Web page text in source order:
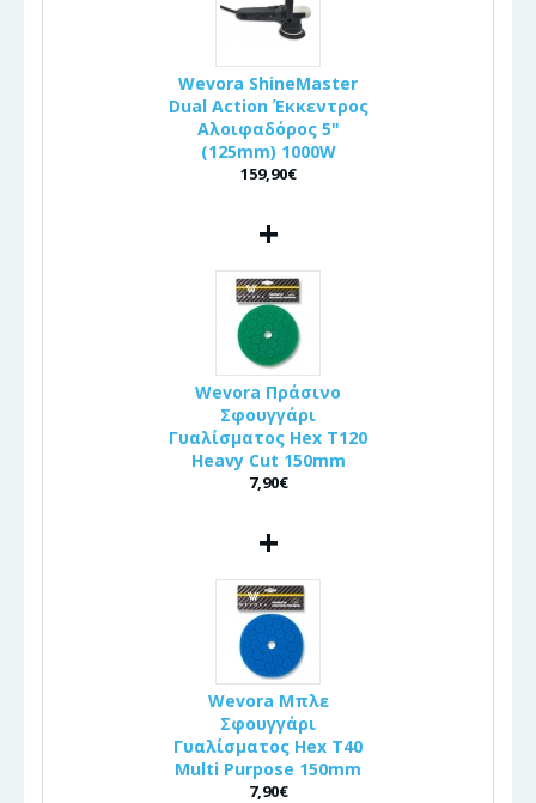
Wevora ShineMaster
Dual Action Έκκεντρος
Αλοιφαδόρος 5"
(125mm) 1000W
159,90€
+
Wevora Πράσινο
Σφουγγάρι
Γυαλίσματος Hex T120
Heavy Cut 150mm
7,90€
+
Wevora Μπλε
Σφουγγάρι
Γυαλίσματος Hex T40
Multi Purpose 150mm
7,90€